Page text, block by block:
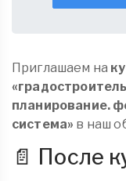
Приглашаем на
планирование.
система» в наш
📄 После